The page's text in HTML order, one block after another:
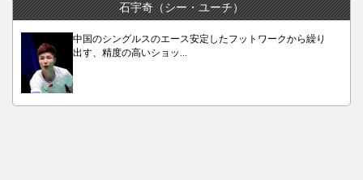
石宇奇（シー・ユーチ）
中国のシングルスのエース安定したフットワークから繰り
出す、精度の高いショッ...